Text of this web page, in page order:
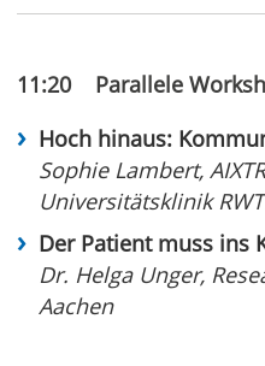
11:20 Parallele
Hoch hinaus:
Sophie Lambert,
Universitätsklinik
Der Patient muss ins
Dr. Helga Unger,
Aachen